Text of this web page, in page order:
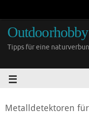
Outdoorhobby
Tipps für eine
Metalldetektoren